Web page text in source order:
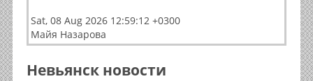
Sat, 08 Aug 2026 12:59:12 +0300
Майя Назарова
Невьянск новости